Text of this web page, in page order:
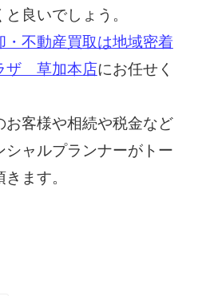
良いでしょう。
・不動産買取は地域密着
ザ 草加本店にお任せく
お客様や相続や税金など
シャルプランナーがトー
ます。